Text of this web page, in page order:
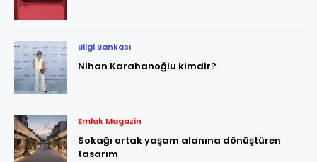
Bilgi Bankası
Nihan Karahanoğlu kimdir?
Emlak Magazin
Sokağı ortak yaşam alanına dönüştüren
tasarım